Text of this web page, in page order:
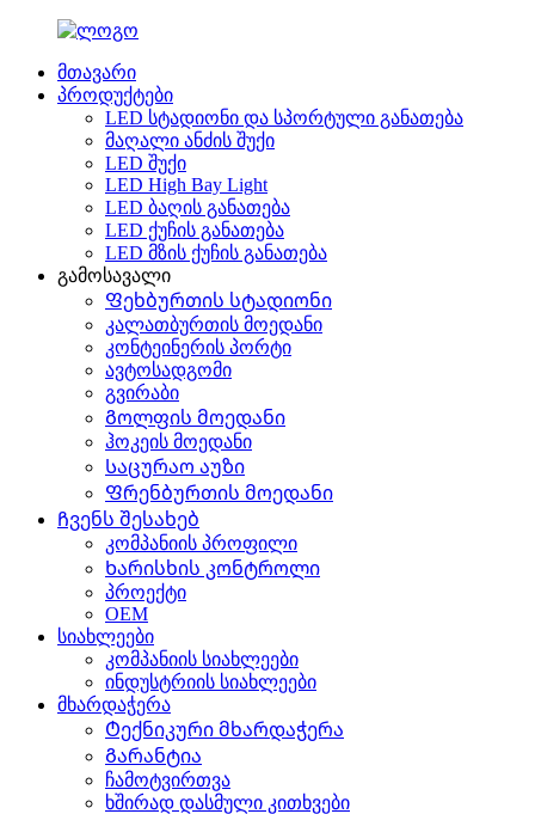
მთავარი
პროდუქტები
LED სტადიონი და სპორტული განათება
მაღალი ანძის შუქი
LED შუქი
LED High Bay Light
LED ბაღის განათება
LED ქუჩის განათება
LED მზის ქუჩის განათება
გამოსავალი
Ფეხბურთის სტადიონი
კალათბურთის მოედანი
კონტეინერის პორტი
ავტოსადგომი
გვირაბი
Გოლფის მოედანი
ჰოკეის მოედანი
Საცურაო აუზი
Ფრენბურთის მოედანი
Ჩვენს შესახებ
კომპანიის პროფილი
Ხარისხის კონტროლი
პროექტი
OEM
სიახლეები
კომპანიის სიახლეები
ინდუსტრიის სიახლეები
მხარდაჭერა
Ტექნიკური მხარდაჭერა
Გარანტია
ჩამოტვირთვა
ხშირად დასმული კითხვები